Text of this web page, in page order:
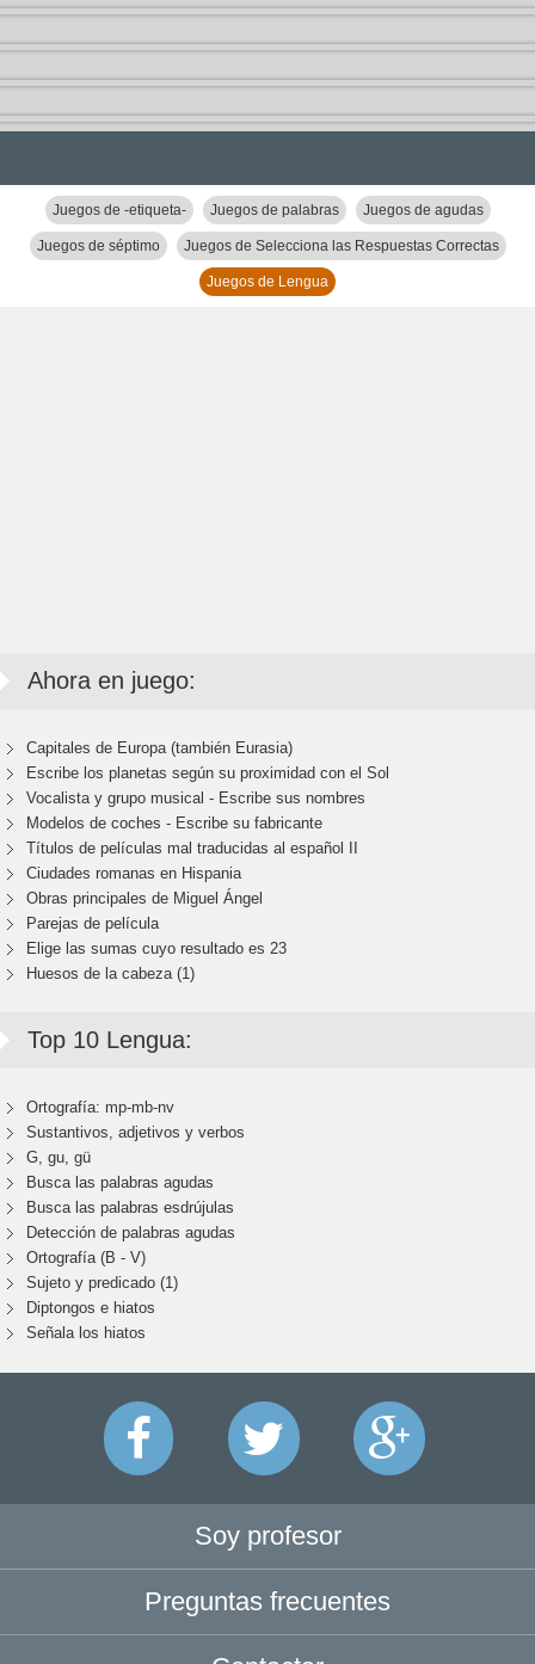
Juegos de -etiqueta- Juegos de palabras Juegos de agudas
Juegos de séptimo Juegos de Selecciona las Respuestas Correctas
Juegos de Lengua
Ahora en juego:
Capitales de Europa (también Eurasia)
Escribe los planetas según su proximidad con el Sol
Vocalista y grupo musical - Escribe sus nombres
Modelos de coches - Escribe su fabricante
Títulos de películas mal traducidas al español II
Ciudades romanas en Hispania
Obras principales de Miguel Ángel
Parejas de película
Elige las sumas cuyo resultado es 23
Huesos de la cabeza (1)
Top 10 Lengua:
Ortografía: mp-mb-nv
Sustantivos, adjetivos y verbos
G, gu, gü
Busca las palabras agudas
Busca las palabras esdrújulas
Detección de palabras agudas
Ortografía (B - V)
Sujeto y predicado (1)
Diptongos e hiatos
Señala los hiatos
Soy profesor
Preguntas frecuentes